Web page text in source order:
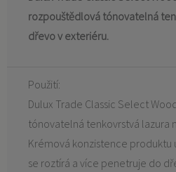
rozpouštědlová tónovatelná
dřevo v exteriéru.
Použití:
Dulux Trade Classic Select
tónovatelná tenkovrstvá lazura
Krémová konzistence
se roztírá a více penetruje do